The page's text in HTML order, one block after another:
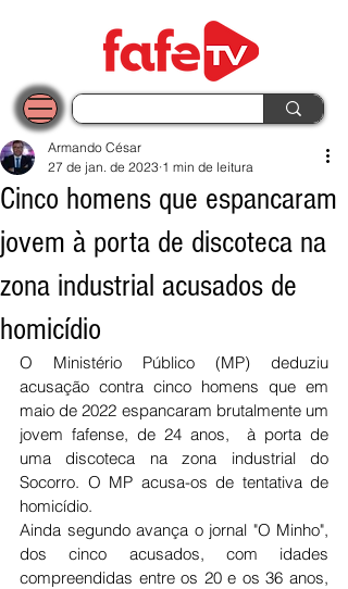
Cinco homens que espancaram
jovem à porta de discoteca na
zona industrial acusados de
homicídio
Armando César
27 de jan. de 2023 1 min de leitura
O Ministério Público (MP) deduziu
acusação contra cinco homens que em
maio de 2022 espancaram brutalmente um
jovem fafense, de 24 anos,  à porta de
uma discoteca na zona industrial do
Socorro. O MP acusa-os de tentativa de
homicídio.
Ainda segundo avança o jornal "O Minho",
dos cinco acusados, com idades
compreendidas entre os 20 e os 36 anos,